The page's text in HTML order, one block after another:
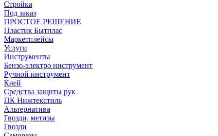
Стройка
Под заказ
ПРОСТОЕ РЕШЕНИЕ
Пластик Бытплас
Маркетплейсы
Услуги
Инструменты
Бензо-электро инструмент
Ручной инструмент
Клей
Средства защиты рук
ПК Нижтекстиль
Альтернатива
Гвозди, метизы
Гвозди